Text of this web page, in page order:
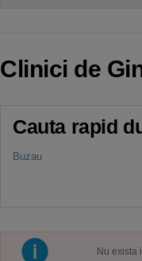
Clinici de
Cauta rapid
Buzau
Nu exista